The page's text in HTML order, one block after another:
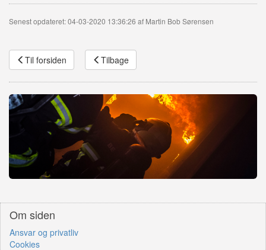
Senest opdateret: 04-03-2020 13:36:26 af Martin Bob Sørensen
Til forsiden Tilbage
Om siden
Ansvar og privatliv
Cookies